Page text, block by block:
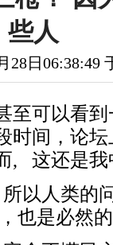
些人
28日
至可以看
时间，论
, 这还是
以人类的
也是必然